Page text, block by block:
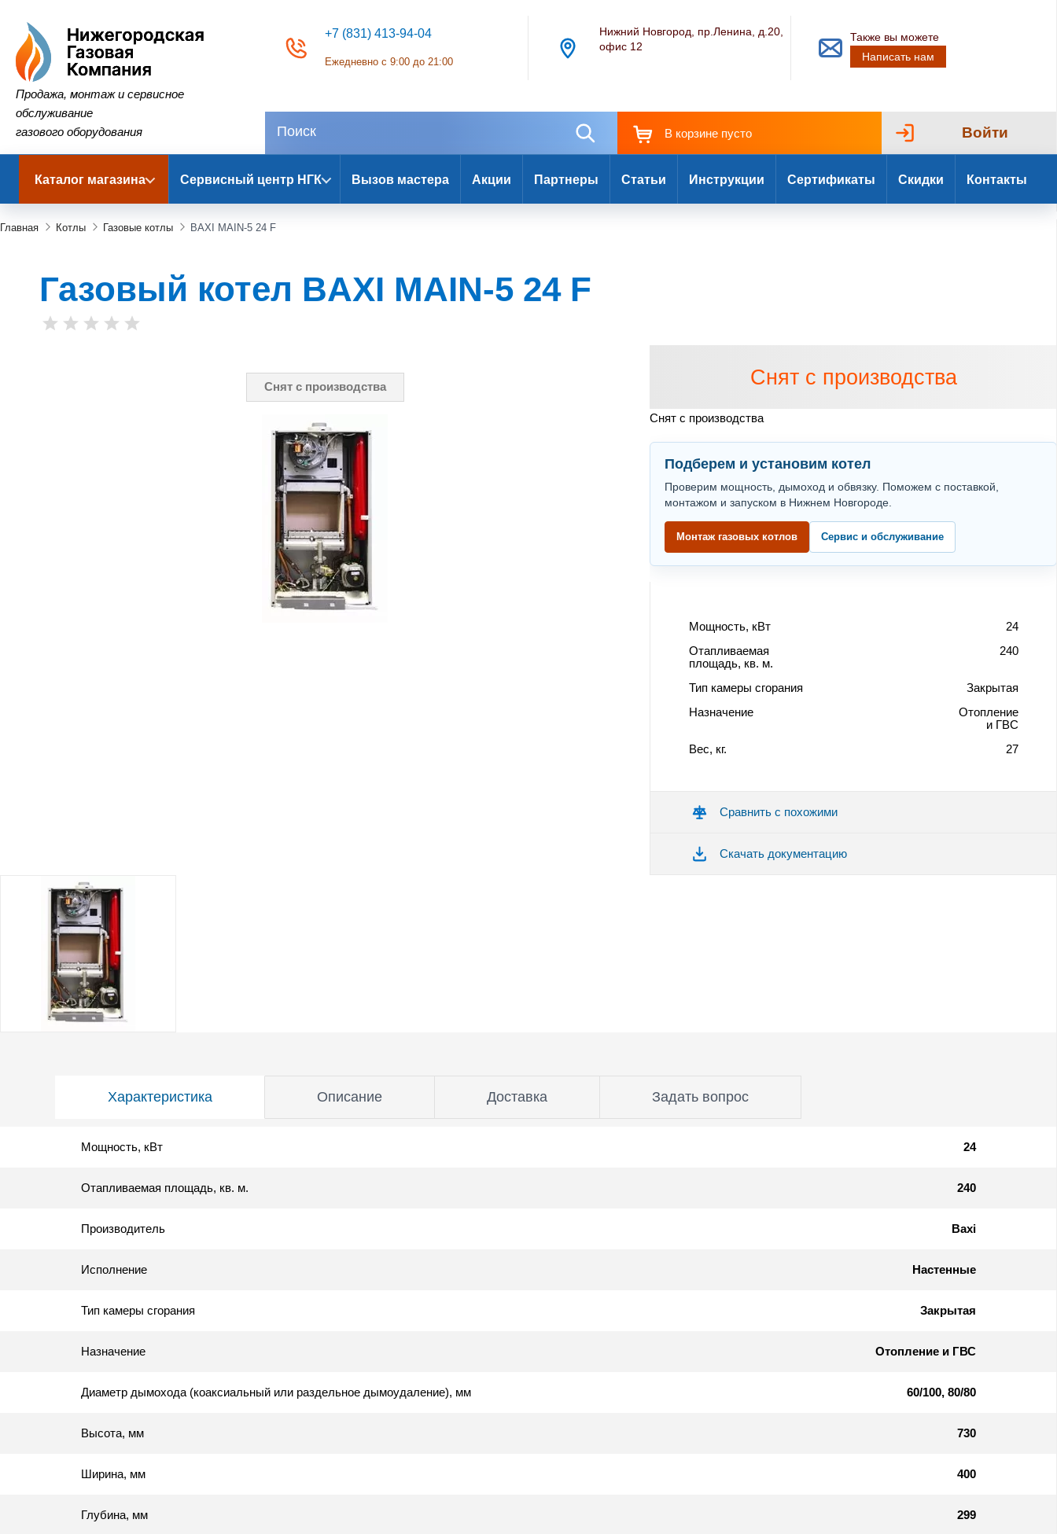
Нижегородская Газовая Компания
Продажа, монтаж и сервисное
обслуживание
газового оборудования
+7 (831) 413-94-04
Ежедневно с 9:00 до 21:00
Нижний Новгород, пр.Ленина, д.20,
офис 12
Также вы можете
Написать нам
В корзине пусто Войти
Каталог магазина Сервисный центр НГК Вызов мастера Акции Партнеры Статьи Инструкции Сертификаты Скидки Контакты
Главная Котлы Газовые котлы BAXI MAIN-5 24 F
Газовый котел BAXI MAIN-5 24 F
Снят с производства Снят с производства
Снят с производства
Подберем и установим котел
Проверим мощность, дымоход и обвязку. Поможем с поставкой,
монтажом и запуском в Нижнем Новгороде.
Монтаж газовых котлов Сервис и обслуживание
Мощность, кВт
24
Отапливаемая
площадь, кв. м.
240
Тип камеры сгорания
Закрытая
Назначение
Отопление
и ГВС
Вес, кг.
27
Сравнить с похожими
Скачать документацию
Характеристика Описание Доставка Задать вопрос
Мощность, кВт 24
Отапливаемая площадь, кв. м. 240
Производитель Baxi
Исполнение Настенные
Тип камеры сгорания Закрытая
Назначение Отопление и ГВС
Диаметр дымохода (коаксиальный или раздельное дымоудаление), мм 60/100, 80/80
Высота, мм 730
Ширина, мм 400
Глубина, мм 299